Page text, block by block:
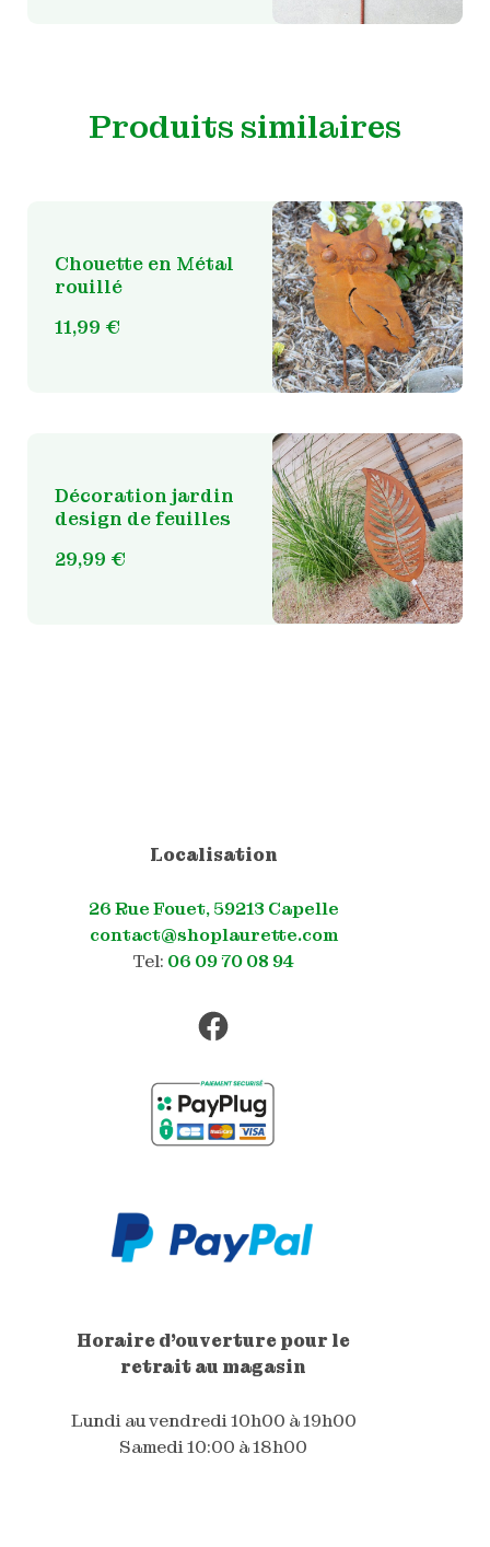
Produits similaires
Chouette en Métal
rouillé
11,99 €
Décoration jardin
design de feuilles
29,99 €
Localisation
26 Rue Fouet, 59213 Capelle
contact@shoplaurette.com
Tel: 06 09 70 08 94
Facebook
Horaire d'ouverture pour le
retrait au magasin
Lundi au vendredi 10h00 à 19h00
Samedi 10:00 à 18h00